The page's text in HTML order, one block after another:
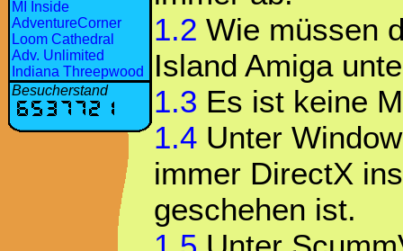
MI Inside
AdventureCorner
Loom Cathedral
Adv. Unlimited
Indiana Threepwood
Besucherstand
1.2 Wie müssen
Island Amiga
1.3 Es ist keine
1.4 Unter
immer DirectX
geschehen ist.